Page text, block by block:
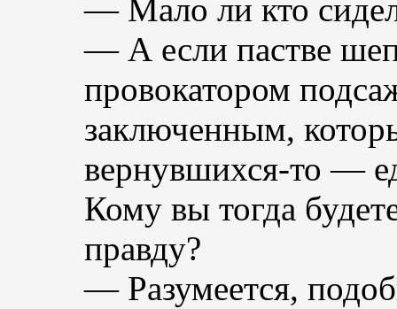
— Мало ли кто сидел
— А если пастве
провокатором
заключенным,
вернувшихся-то —
Кому вы тогда
правду?
— Разумеется,